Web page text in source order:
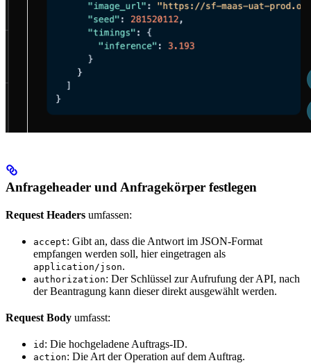
Anfrageheader und Anfragekörper festlegen
Request Headers umfassen:
accept: Gibt an, dass die Antwort im JSON-Format
empfangen werden soll, hier eingetragen als
application/json.
authorization: Der Schlüssel zur Aufrufung der API, nach
der Beantragung kann dieser direkt ausgewählt werden.
Request Body umfasst:
id : Die hochgeladene Auftrags-ID.
action: Die Art der Operation auf dem Auftrag.